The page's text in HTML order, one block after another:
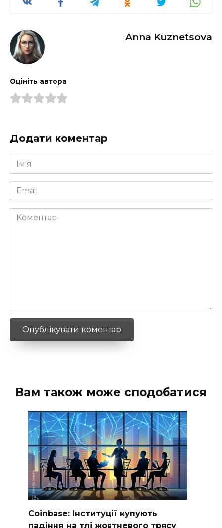
Anna Kuznetsova
Оцініть автора
Додати коментар
Ім'я
*
Email
*
Коментар
Вам також може сподобатися
Coinbase: Інституції купують
падіння на тлі жовтневого трясу